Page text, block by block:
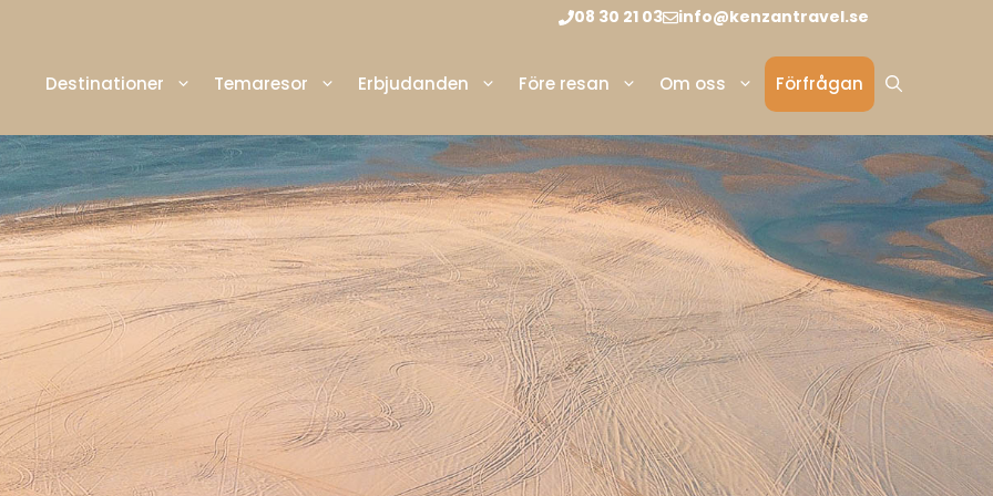
08 30 21 03 info@kenzantravel.se
Destinationer Temaresor Erbjudanden Före resan Om oss Förfrågan